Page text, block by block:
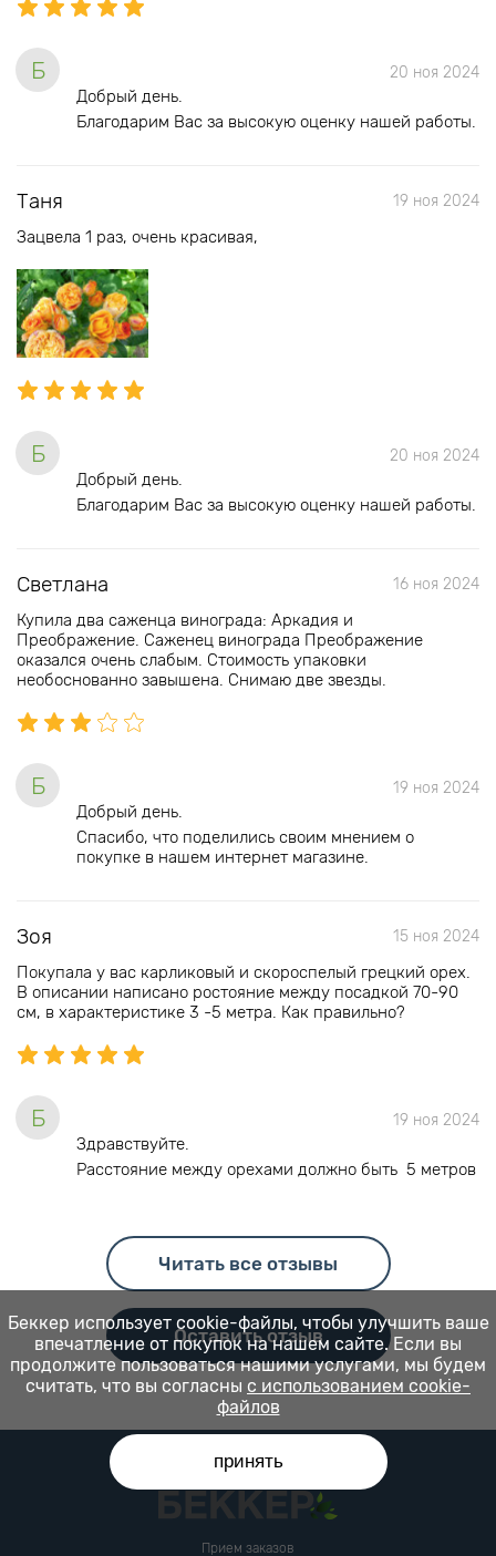
Б 20 ноя 2024
Добрый день.
Благодарим Вас за высокую оценку нашей работы.
Таня 19 ноя 2024
Зацвела 1 раз, очень красивая,
Б 20 ноя 2024
Добрый день.
Благодарим Вас за высокую оценку нашей работы.
Светлана 16 ноя 2024
Купила два саженца винограда: Аркадия и
Преображение. Саженец винограда Преображение
оказался очень слабым. Стоимость упаковки
необоснованно завышена. Снимаю две звезды.
Б 19 ноя 2024
Добрый день.
Спасибо, что поделились своим мнением о
покупке в нашем интернет магазине.
Зоя 15 ноя 2024
Покупала у вас карликовый и скороспелый грецкий орех.
В описании написано ростояние между посадкой 70-90
см, в характеристике 3 -5 метра. Как правильно?
Б 19 ноя 2024
Здравствуйте.
Расстояние между орехами должно быть 5 метров
Читать все отзывы
Оставить отзыв
Прием заказов
Беккер использует cookie-файлы, чтобы улучшить ваше
впечатление от покупок на нашем сайте. Если вы
продолжите пользоваться нашими услугами, мы будем
считать, что вы согласны с использованием cookie-
файлов
принять